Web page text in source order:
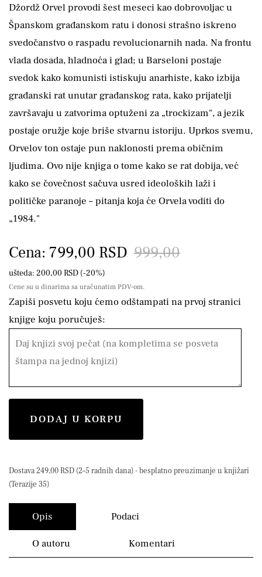
Džordž Orvel provodi šest meseci kao dobrovoljac u
Španskom građanskom ratu i donosi strašno iskreno
svedočanstvo o raspadu revolucionarnih nada. Na frontu
vlada dosada, hladnoća i glad; u Barseloni postaje
svedok kako komunisti istiskuju anarhiste, kako izbija
građanski rat unutar građanskog rata, kako prijatelji
završavaju u zatvorima optuženi za „trockizam", a jezik
postaje oružje koje briše stvarnu istoriju. Uprkos svemu,
Orvelov ton ostaje pun naklonosti prema običnim
ljudima. Ovo nije knjiga o tome kako se rat dobija, već
kako se čovečnost sačuva usred ideoloških laži i
političke paranoje – pitanja koja će Orvela voditi do
„1984."
Cena: 799,00 RSD 999,00
ušteda: 200,00 RSD (-20%)
Cene su u dinarima sa uračunatim PDV-om.
Zapiši posvetu koju ćemo odštampati na prvoj stranici
knjige koju poručuješ:
DODAJ U KORPU
Dostava 249,00 RSD (2–5 radnih dana) · besplatno preuzimanje u knjižari
(Terazije 35)
Opis Podaci
O autoru Komentari